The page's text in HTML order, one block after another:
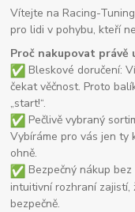
Vítejte na Racing-
pro lidi v pohybu, kteří
Proč nakupovat právě
Bleskové doručení:
čekat věčnost. Proto
„start!“.
Pečlivě vybraný
Vybíráme pro vás jen ty
ohně.
Bezpečný nákup
intuitivní rozhraní zajistí,
bezpečně.